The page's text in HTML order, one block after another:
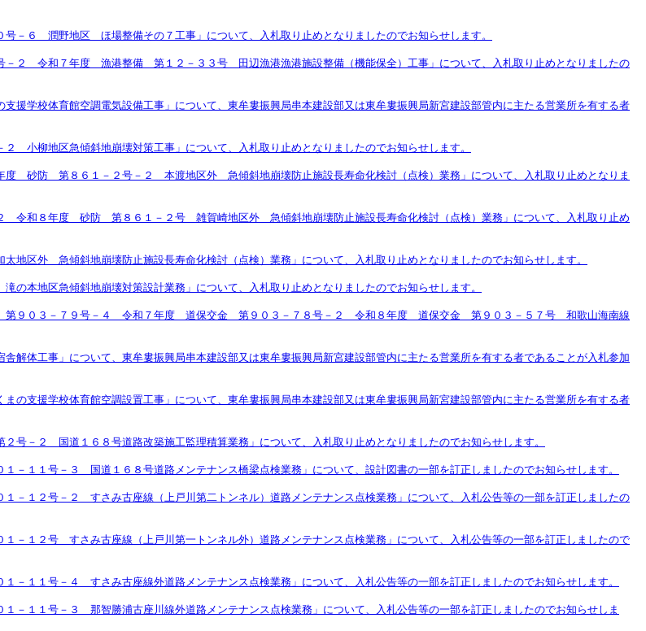
－６ 潤野地区 ほ場整備その７工事」について、入札取り止めとなりましたのでお知らせします。
２ 令和７年度 漁港整備 第１２－３３号 田辺漁港漁港施設整備（機能保全）工事」について、入札取り止めとなりましたの
学校体育館空調電気設備工事」について、東牟婁振興局串本建設部又は東牟婁振興局新宮建設部管内に主たる営業所を有する者
柳地区急傾斜地崩壊対策工事」について、入札取り止めとなりましたのでお知らせします。
砂防 第８６１－２号－２ 本渡地区外 急傾斜地崩壊防止施設長寿命化検討（点検）業務」について、入札取り止めとなりま
令和８年度 砂防 第８６１－２号 雑賀崎地区外 急傾斜地崩壊防止施設長寿命化検討（点検）業務」について、入札取り止め
区外 急傾斜地崩壊防止施設長寿命化検討（点検）業務」について、入札取り止めとなりましたのでお知らせします。
地区急傾斜地崩壊対策設計業務」について、入札取り止めとなりましたのでお知らせします。
第９０３－７９号－４ 令和７年度 道保交金 第９０３－７８号－２ 令和８年度 道保交金 第９０３－５７号 和歌山海南線
体工事」について、東牟婁振興局串本建設部又は東牟婁振興局新宮建設部管内に主たる営業所を有する者であることが入札参加
支援学校体育館空調設置工事」について、東牟婁振興局串本建設部又は東牟婁振興局新宮建設部管内に主たる営業所を有する者
－２ 国道１６８号道路改築施工監理積算業務」について、入札取り止めとなりましたのでお知らせします。
１１号－３ 国道１６８号道路メンテナンス橋梁点検業務」について、設計図書の一部を訂正しましたのでお知らせします。
１２号－２ すさみ古座線（上戸川第二トンネル）道路メンテナンス点検業務」について、入札公告等の一部を訂正しましたの
１２号 すさみ古座線（上戸川第一トンネル外）道路メンテナンス点検業務」について、入札公告等の一部を訂正しましたので
１１号－４ すさみ古座線外道路メンテナンス点検業務」について、入札公告等の一部を訂正しましたのでお知らせします。
１１号－３ 那智勝浦古座川線外道路メンテナンス点検業務」について、入札公告等の一部を訂正しましたのでお知らせしま